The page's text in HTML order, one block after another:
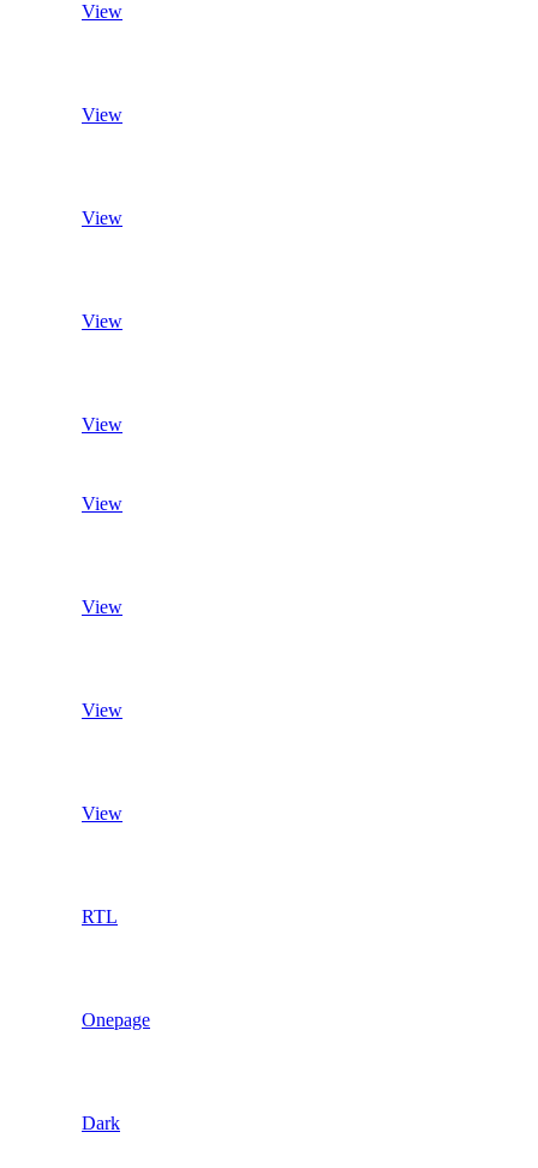
View
View
View
View
View
View
View
View
View
RTL
Onepage
Dark